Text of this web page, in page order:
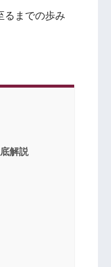
るまでの歩み
解説